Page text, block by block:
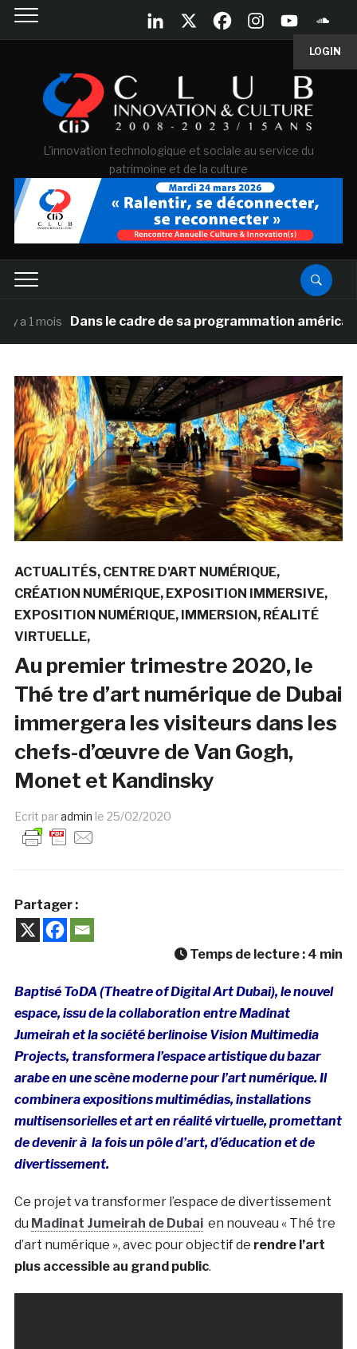
LOGIN
L'innovation technologique et sociale au service du
patrimoine et de la culture
Dans le cadre de sa programmation américaine,
ACTUALITÉS CENTRE D'ART NUMÉRIQUE
CRÉATION NUMÉRIQUE EXPOSITION IMMERSIVE
EXPOSITION NUMÉRIQUE IMMERSION RÉALITÉ
VIRTUELLE
Au premier trimestre 2020, le
Thé tre d’art numérique de Dubai
immergera les visiteurs dans les
chefs-d’œuvre de Van Gogh,
Monet et Kandinsky
Ecrit paradmin le 25/02/2020
Partager :
Temps de lecture : 4 min
Baptisé ToDA (Theatre of Digital Art Dubai), le nouvel
espace, issu de la collaboration entre Madinat
Jumeirah et la société berlinoise Vision Multimedia
Projects, transformera l’espace artistique du bazar
arabe en une scène moderne pour l’art numérique. Il
combinera expositions multimédias, installations
multisensorielles et art en réalité virtuelle, promettant
de devenir à la fois un pôle d’art, d’éducation et de
divertissement.
Ce projet va transformer l’espace de divertissement
du Madinat Jumeirah de Dubaien nouveau « Thé tre
d’art numérique », avec pour objectif de rendre l’art
plus accessible au grand public.